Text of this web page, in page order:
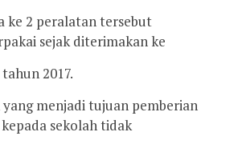
ke 2 peralatan tersebut
sejak diterimakan ke
2017.
menjadi tujuan pemberian
sekolah tidak